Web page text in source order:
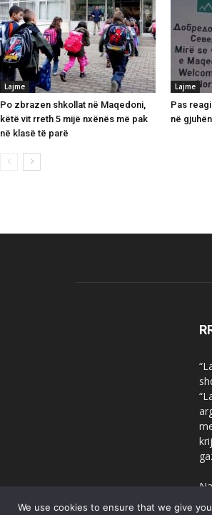
Lajme
Po zbrazen shkollat në Maqedoni,
këtë vit rreth 5 mijë nxënës më pak
në klasë të parë
Lajme
Pas
në
We use cookies to ensure that we give